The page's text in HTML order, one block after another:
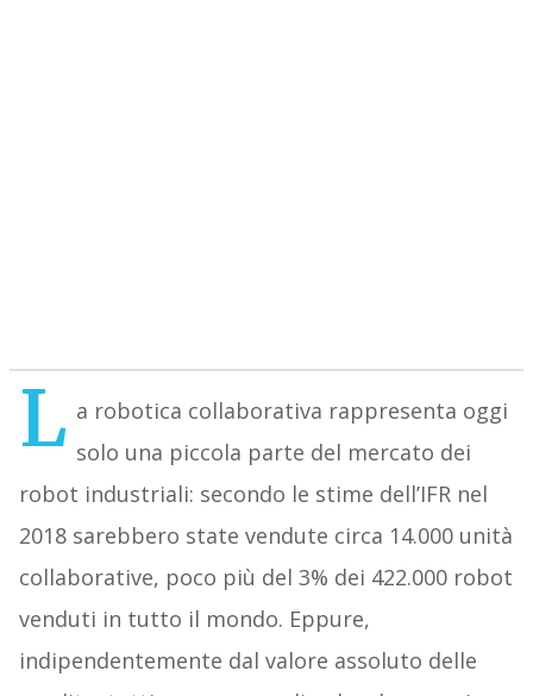
L a robotica collaborativa rappresenta oggi
solo una piccola parte del mercato dei
robot industriali: secondo le stime dell’IFR nel
2018 sarebbero state vendute circa 14.000 unità
collaborative, poco più del 3% dei 422.000 robot
venduti in tutto il mondo. Eppure,
indipendentemente dal valore assoluto delle